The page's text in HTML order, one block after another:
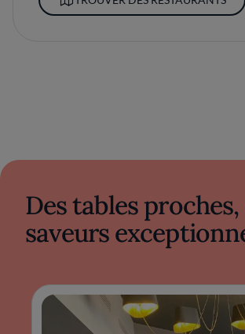
Des tables proches,
saveurs